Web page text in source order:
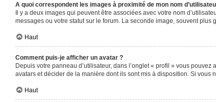
A quoi correspondent les images à proximité de mon nom
Il y a deux images qui peuvent être associées avec votre nom
messages ou votre statut sur le forum. La seconde image, souvent
Haut
Comment puis-je afficher un avatar ?
Depuis votre panneau d’utilisateur, dans l’onglet « profil » vous
avatars et décider de la manière dont ils sont mis à disposition. Si vous
Haut